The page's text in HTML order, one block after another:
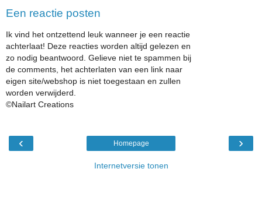
Een reactie posten
Ik vind het ontzettend leuk wanneer je een reactie
achterlaat! Deze reacties worden altijd gelezen en
zo nodig beantwoord. Gelieve niet te spammen bij
de comments, het achterlaten van een link naar
eigen site/webshop is niet toegestaan en zullen
worden verwijderd.
©Nailart Creations
‹ ›
Homepage
Internetversie tonen